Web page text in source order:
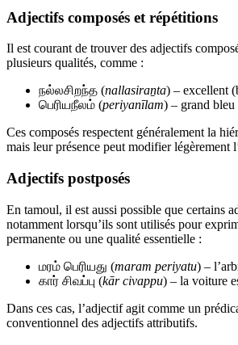
Adjectifs composés et répétitions
Il est courant de trouver des adjectifs
plusieurs qualités, comme :
நல்லசிறந்த (nallasiraṉta) – excellent
பெரியநீலம் (periyanīlam) – grand bleu
Ces composés respectent généralement la
mais leur présence peut modifier légèrement
Adjectifs postposés
En tamoul, il est aussi possible que certains
notamment lorsqu’ils sont utilisés pour
permanente ou une qualité essentielle :
மரம் பெரியது (maram periyatu) –
கார் சிவப்பு (kār civappu) – la voiture
Dans ces cas, l’adjectif agit comme un
conventionnel des adjectifs attributifs.